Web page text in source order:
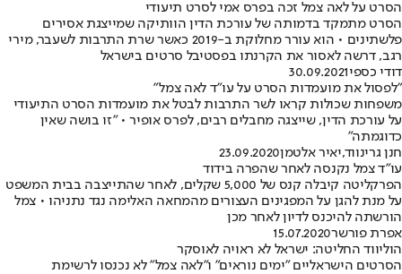
הסרט על לאה צמל זכה בפרס אמי לסרט תיעודי
הסרט מתמקד בדמותה של עורכת הדין הוותיקה שמייצגת אסירים
פלשתינים • הוא עורר מחלוקת ב-2019 כאשר שרת התרבות לשעבר, מירי
רגב, דרשה לאסור את הקרנתו בפסטיבל סרטים בישראל
דודי כספי30.09.2021
"לפסול את מועמדות הסרט על עו"ד לאה צמל"
משפחות שכולות קראו לשר התרבות לבטל את מועמדות הסרט התיעודי
על עורכת הדין, שייצגה מחבלים רבים, לפרס אופיר • "זו בושה שאין
כדוגמתה"
חנן גרינווד,יאיר אלטמן23.09.2020
עו"ד צמל נקנסה לאחר שהפרה בידוד
הפרקליטה קיבלה קנס של 5,000 שקלים, לאחר שהתייצבה בבית המשפט
על מנת להגן על המפגינים העצורים מהמחאה האלימה נגד נתניהו • צמל
הורשתה להיכנס לדיון לאחר מכן
אפרת פורשר15.07.2020
הוליווד החליטה: ישראל לא ראויה לאוסקר
הסרטים הישראליים "ימים נוראים" ו"לאה צמל" לא נכנסו לרשימת